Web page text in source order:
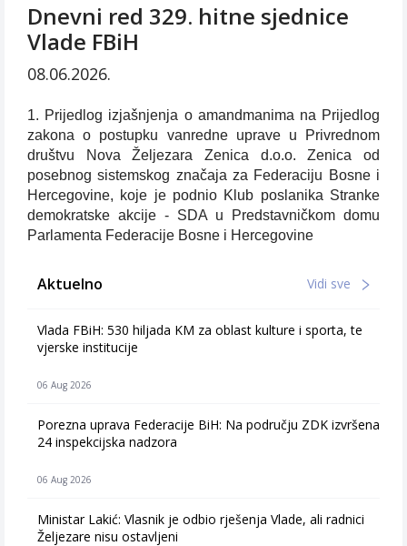
Dnevni red 329. hitne sjednice
Vlade FBiH
08.06.2026.
1. Prijedlog izjašnjenja o amandmanima na Prijedlog
zakona o postupku vanredne uprave u Privrednom
društvu Nova Željezara Zenica d.o.o. Zenica od
posebnog sistemskog značaja za Federaciju Bosne i
Hercegovine, koje je podnio Klub poslanika Stranke
demokratske akcije - SDA u Predstavničkom domu
Parlamenta Federacije Bosne i Hercegovine
Aktuelno Vidi sve
Vlada FBiH: 530 hiljada KM za oblast kulture i sporta, te
vjerske institucije
06 Aug 2026
Porezna uprava Federacije BiH: Na području ZDK izvršena
24 inspekcijska nadzora
06 Aug 2026
Ministar Lakić: Vlasnik je odbio rješenja Vlade, ali radnici
Željezare nisu ostavljeni